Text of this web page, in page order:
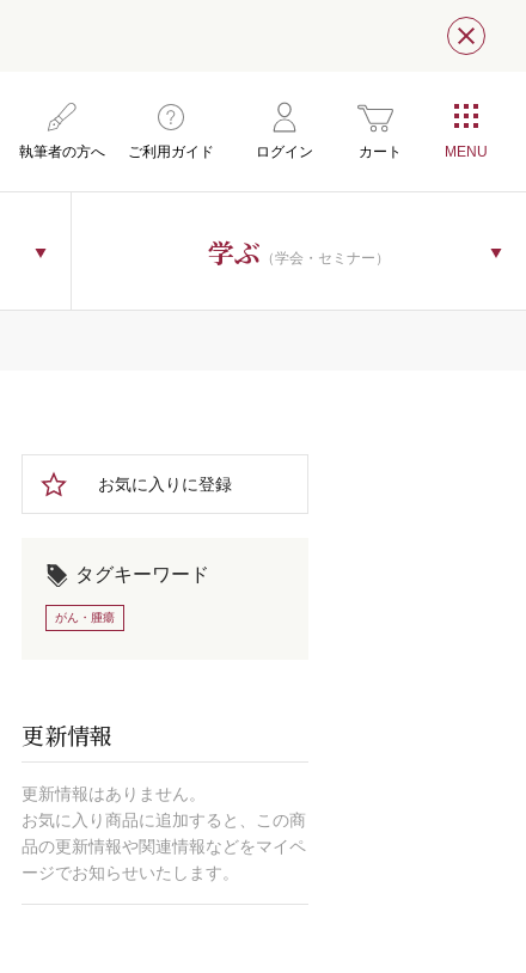
閉じ
執筆者の方へ ご利用ガイド ログイン カート
学ぶ （学会・セミナー）
お気に入りに登録
タグキーワード
がん・腫瘍
更新情報
更新情報はありません。
お気に入り商品に追加すると、この商
品の更新情報や関連情報などをマイペ
ージでお知らせいたします。